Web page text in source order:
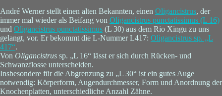
André Werner stellt einen alten Bekannten, einen Oligancistrus, der
immer mal wieder als Beifang von Oligancistrus punctatissimus (L 16)
und Oligancistrus punctatissimus (L 30) aus dem Rio Xingu zu uns
gelangt, vor. Er bekommt die L-Nummer L417: Oligancistrus sp. „L
417“.
Von Oligancistrus sp. „L 16“ lässt er sich durch Rücken- und
Schwanzflosse unterscheiden.
Insbesondere für die Abgrenzung zu „L 30“ ist ein gutes Auge
notwendig: Körperform, Augendurchmesser, Form und Anordnung der
Knochenplatten, unterschiedliche Anzahl Zähne.